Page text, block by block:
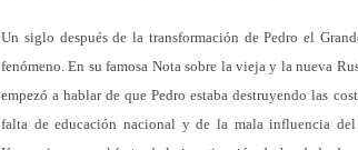
Un siglo después de la transformación de Pedro el
fenómeno. En su famosa Nota sobre la vieja y la nueva
empezó a hablar de que Pedro estaba destruyendo las
falta de educación nacional y de la mala influencia